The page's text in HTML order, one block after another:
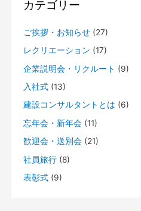
新年のご挨拶
H30 歓迎会1
► 01 (1)
H29 納涼会
► 06 (1)
H29 BBQ
第2回鳥取県優良業務発表会
H29 歓迎会
新年のご挨拶
CM放送予定
今年も植えました❀
H27 BBQ
► 04 (2)
送別会
忘年会
我が社の花壇
► 08 (2)
歓迎会Part２
歓迎会
カテゴリー
ご挨拶・お知らせ (27)
レクリエーション (17)
企業説明会・リクルート (9)
入社式 (13)
建設コンサルタントとは (6)
忘年会・新年会 (11)
歓迎会・送別会 (21)
社員旅行 (8)
表彰式 (9)